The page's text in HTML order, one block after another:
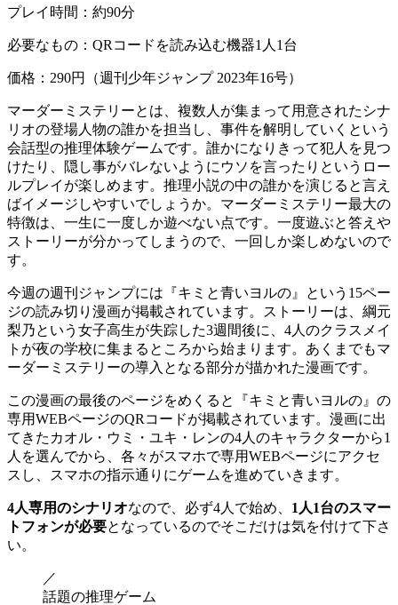
プレイ時間：約90分
必要なもの：QRコードを読み込む機器1人1台
価格：290円（週刊少年ジャンプ 2023年16号）
マーダーミステリーとは、複数人が集まって用意されたシナ
リオの登場人物の誰かを担当し、事件を解明していくという
会話型の推理体験ゲームです。誰かになりきって犯人を見つ
けたり、隠し事がバレないようにウソを言ったりというロー
ルプレイが楽しめます。推理小説の中の誰かを演じると言え
ばイメージしやすいでしょうか。マーダーミステリー最大の
特徴は、一生に一度しか遊べない点です。一度遊ぶと答えや
ストーリーが分かってしまうので、一回しか楽しめないので
す。
今週の週刊ジャンプには『キミと青いヨルの』という15ペー
ジの読み切り漫画が掲載されています。ストーリーは、綱元
梨乃という女子高生が失踪した3週間後に、4人のクラスメイ
トが夜の学校に集まるところから始まります。あくまでもマ
ーダーミステリーの導入となる部分が描かれた漫画です。
この漫画の最後のページをめくると『キミと青いヨルの』の
専用WEBページのQRコードが掲載されています。漫画に出
てきたカオル・ウミ・ユキ・レンの4人のキャラクターから1
人を選んでから、各々がスマホで専用WEBページにアクセ
スし、スマホの指示通りにゲームを進めていきます。
4人専用のシナリオなので、必ず4人で始め、 1人1台のスマー
トフォンが必要となっているのでそこだけは気を付けて下さ
い。
／
話題の推理ゲーム